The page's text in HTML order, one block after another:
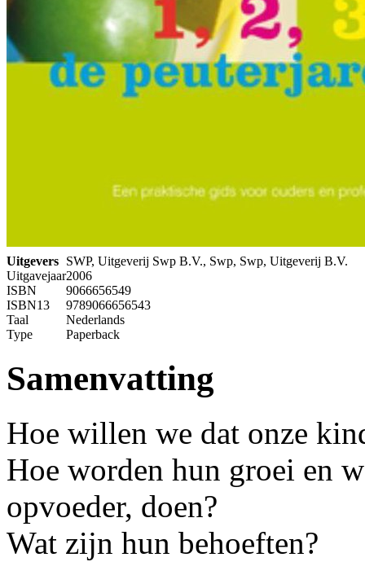
Uitgevers SWP, Uitgeverij Swp B.V., Swp, Swp, Uitgeverij B.V.
Uitgavejaar2006
ISBN
9066656549
ISBN13
9789066656543
Taal
Nederlands
Type
Paperback
Samenvatting
Hoe willen we dat onze
Hoe worden hun groei en
opvoeder, doen?
Wat zijn hun behoeften?